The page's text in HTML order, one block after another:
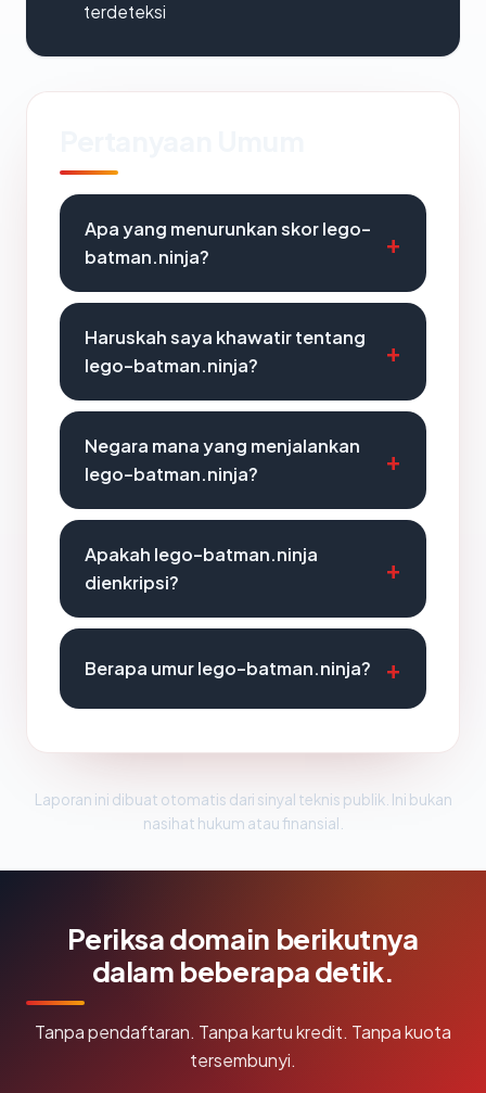
terdeteksi
Apa yang menurunkan skor lego-
batman.ninja?
Haruskah saya khawatir tentang
lego-batman.ninja?
Negara mana yang menjalankan
lego-batman.ninja?
Apakah lego-batman.ninja
dienkripsi?
Berapa umur lego-batman.ninja?
Laporan ini dibuat otomatis dari sinyal teknis publik. Ini bukan
nasihat hukum atau finansial.
Periksa domain berikutnya
dalam beberapa detik.
Tanpa pendaftaran. Tanpa kartu kredit. Tanpa kuota
tersembunyi.